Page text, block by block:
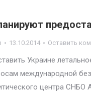
13.10.2014 Оставить
Украине
международной
центра СНБО